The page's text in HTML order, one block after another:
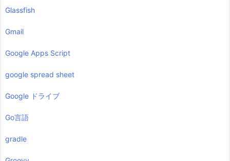
Glassfish
Gmail
Google Apps Script
google spread sheet
Google ドライブ
Go言語
gradle